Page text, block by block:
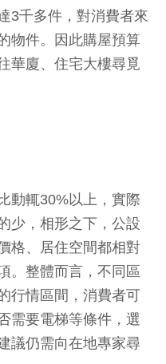
3千多件，對消費者來
物件。因此購屋預算
華廈、住宅大樓尋覓
動輒30%以上，實際
少，相形之下，公設
格、居住空間都相對
。整體而言，不同區
行情區間，消費者可
需要電梯等條件，選
議仍需向在地專家尋